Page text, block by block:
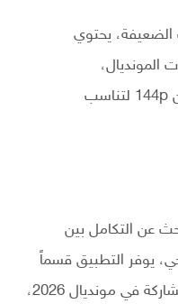
يحتوي
ويوفر جودات متعددة تبدأ من 144p لتناسب
عن التكامل بين
يوفر التطبيق قسماً
خاصاً لعرض آخر أخبار المنتخبات المشاركة في مونديال 2026،